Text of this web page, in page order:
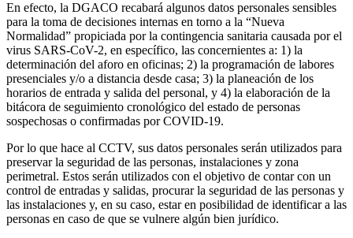
En efecto, la DGACO recabará algunos datos personales sensibles
para la toma de decisiones internas en torno a la “Nueva
Normalidad” propiciada por la contingencia sanitaria causada por el
virus SARS-CoV-2, en específico, las concernientes a: 1) la
determinación del aforo en oficinas; 2) la programación de labores
presenciales y/o a distancia desde casa; 3) la planeación de los
horarios de entrada y salida del personal, y 4) la elaboración de la
bitácora de seguimiento cronológico del estado de personas
sospechosas o confirmadas por COVID-19.
Por lo que hace al CCTV, sus datos personales serán utilizados para
preservar la seguridad de las personas, instalaciones y zona
perimetral. Estos serán utilizados con el objetivo de contar con un
control de entradas y salidas, procurar la seguridad de las personas y
las instalaciones y, en su caso, estar en posibilidad de identificar a las
personas en caso de que se vulnere algún bien jurídico.